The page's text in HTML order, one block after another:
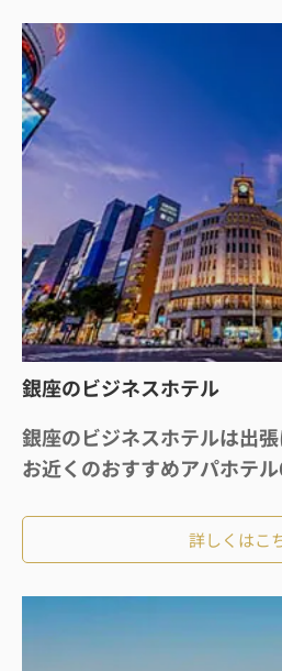
銀座のビジネスホテル
銀座のビジネスホテルは出
お近くのおすすめアパホテ
詳しくはこ